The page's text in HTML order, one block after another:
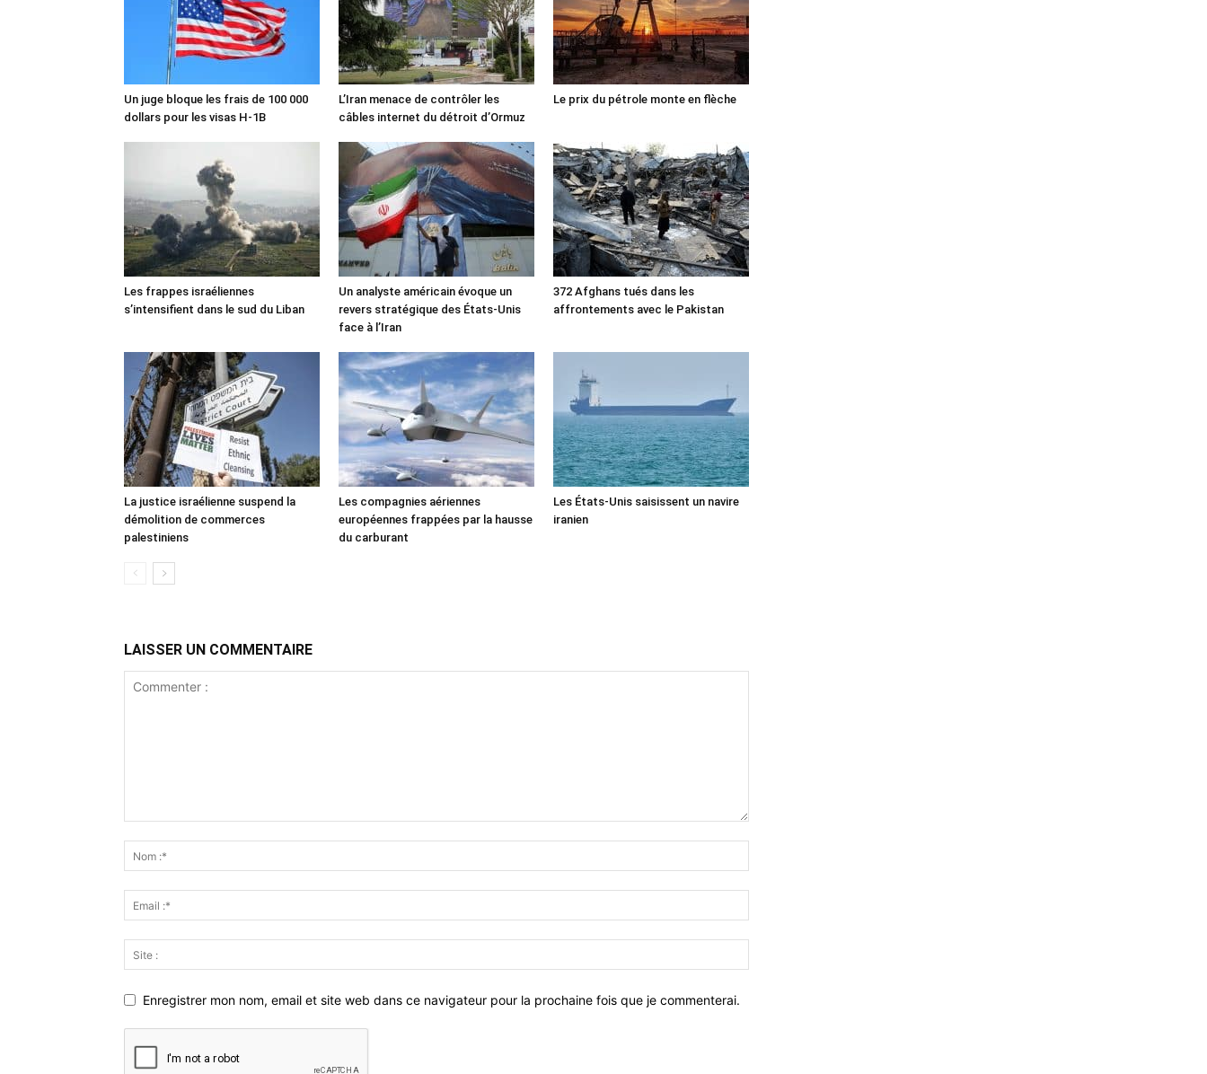
Un juge bloque les frais de 100 000
dollars pour les visas H-1B
L’Iran menace de contrôler les
câbles internet du détroit d’Ormuz
Le prix du pétrole monte en flèche
Les frappes israéliennes
s’intensifient dans le sud du Liban
Un analyste américain évoque un
revers stratégique des États-Unis
face à l’Iran
372 Afghans tués dans les
affrontements avec le Pakistan
La justice israélienne suspend la
démolition de commerces
palestiniens
Les compagnies aériennes
européennes frappées par la hausse
du carburant
Les États-Unis saisissent un navire
iranien
LAISSER UN COMMENTAIRE
Enregistrer mon nom, email et site web dans ce navigateur pour la prochaine fois que je commenterai.